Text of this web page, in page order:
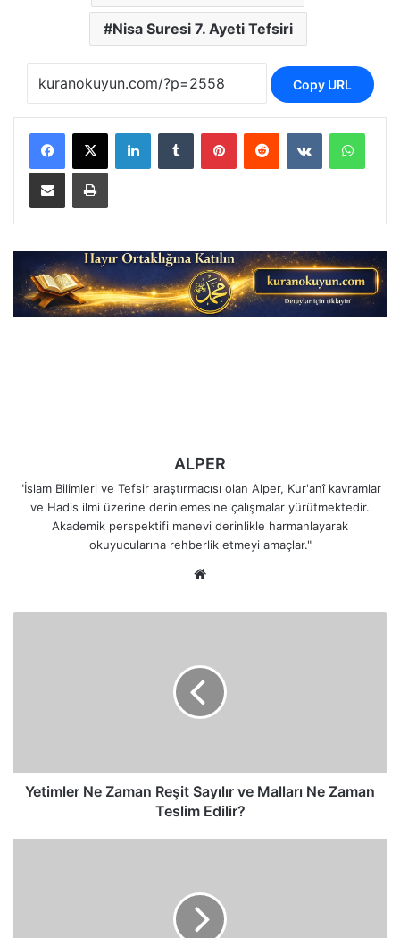
Nisa Suresi 7. Ayeti Tefsiri
Copy URL
LinkedInTumblr PinterestReddit VKontakte
E-Posta ile paylaş Yazdır
ALPER
"İslam Bilimleri ve Tefsir araştırmacısı olan Alper, Kur'anî kavramlar
ve Hadis ilmi üzerine derinlemesine çalışmalar yürütmektedir.
Akademik perspektifi manevi derinlikle harmanlayarak
okuyucularına rehberlik etmeyi amaçlar."
Zaman
Teslim
Yetimler Ne Zaman Reşit Sayılır ve Malları Ne Zaman
Teslim Edilir?